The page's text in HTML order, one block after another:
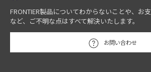
FRONTIER製品についてわからないことや、お
など、ご不明な点はすべて解決いたします。
お問い合わせ